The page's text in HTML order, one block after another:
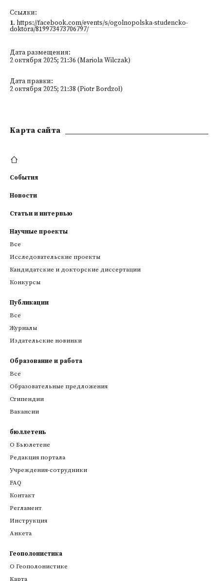
Ссылки:
1. https://facebook.com/events/s/ogolnopolska-studencko-
doktora/819973473706797/
Дата размещения:
2 октября 2025; 21:36 (Mariola Wilczak)
Дата правки:
2 октября 2025; 21:38 (Piotr Bordzoł)
Kарта сайта
События
Новости
Статьи и интервью
Научные проекты
Все
Исследовательские проекты
Кандидатские и докторские диссертации
Конкурсы
Публикации
Все
Журналы
Издательские новинки
Образование и работа
Все
Образовательные предложения
Стипендии
Вакансии
бюллетень
О Бьюлетене
Редакция портала
Учреждения-сотрудники
FAQ
Контакт
Регламент
Инструкция
Анкета
Геополонистика
О Геополонистике
Kарта